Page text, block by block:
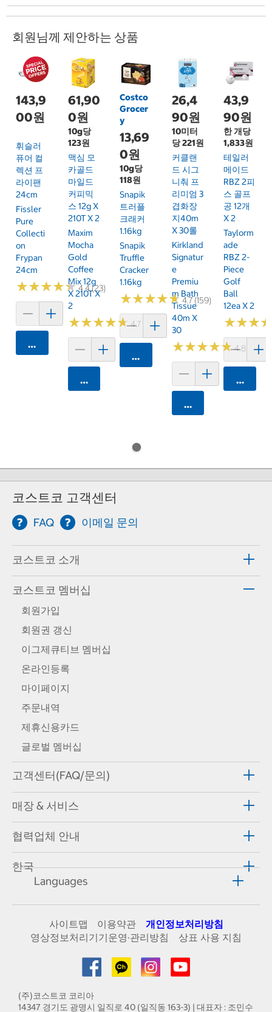
회원님께 제안하는 상품
143,9
00원
휘슬러
퓨어 컬
렉션 프
라이팬
24cm
Fissler
Pure
Collecti
On
Frypan
24cm
★★★★★
★★★★★4.4 (23)
카트에 담기
61,90
0원
10g당
123원
맥심 모
카골드
마일드
커피믹
스 12g X
210T X 2
Maxim
Mocha
Gold
Coffee
Mix 12g
X 210T X
2
★★★★★
★★★★★4.7 (460)
카트에 담기
Costco
Grocer
y
13,69
0원
10g당
118원
Snapik
트러플
크래커
1.16kg
Snapik
Truffle
Cracker
1.16kg
★★★★★
★★★★★ 4.7 (159)
카트에 담기
26,4
90원
10미터
당 221원
커클랜
드 시그
니춰 프
리미엄 3
겹화장
지40m
X 30롤
Kirkland
Signatur
E
Premiu
M Bath
Tissue
40m X
30
★★★★★
★★★★★4.8 (588)
카트에 담기
43,9
90원
한 개당
1,833원
테일러
메이드
RBZ 2피
스 골프
공 12개
X 2
Taylorm
Ade
RBZ 2-
Piece
Golf
Ball
12ea X 2
★★★
★★★
카트에
코스트코 고객센터
FAQ 이메일 문의
코스트코 소개
코스트코 멤버십
회원가입
회원권 갱신
이그제큐티브 멤버십
온라인등록
마이페이지
주문내역
제휴신용카드
글로벌 멤버십
고객센터(FAQ/문의)
매장 & 서비스
협력업체 안내
한국
Languages
사이트맵 이용약관
개인정보처리방침
영상정보처리기기운영·관리방침
상표 사용 지침
(주)코스트코 코리아
14347 경기도 광명시 일직로 40 (일직동 163-3) | 대표자 : 조민수